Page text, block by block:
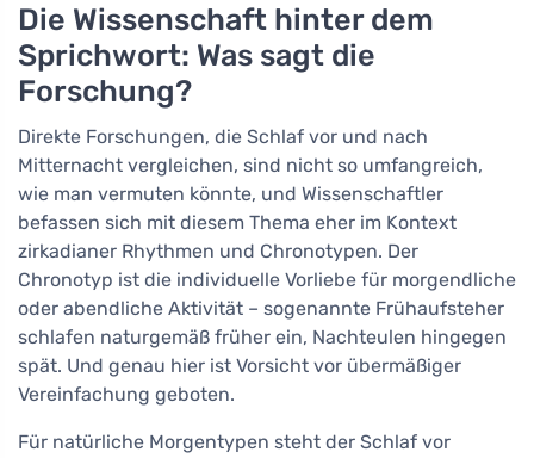
Die Wissenschaft hinter dem
Sprichwort: Was sagt die
Forschung?
Direkte Forschungen, die Schlaf vor und nach
Mitternacht vergleichen, sind nicht so umfangreich,
wie man vermuten könnte, und Wissenschaftler
befassen sich mit diesem Thema eher im Kontext
zirkadianer Rhythmen und Chronotypen. Der
Chronotyp ist die individuelle Vorliebe für morgendliche
oder abendliche Aktivität – sogenannte Frühaufsteher
schlafen naturgemäß früher ein, Nachteulen hingegen
spät. Und genau hier ist Vorsicht vor übermäßiger
Vereinfachung geboten.
Für natürliche Morgentypen steht der Schlaf vor